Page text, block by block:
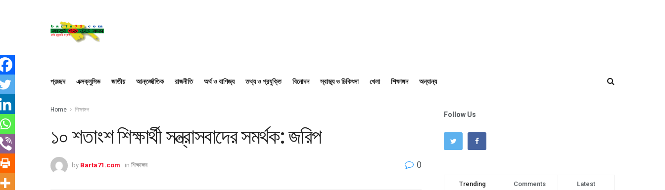
প্রচ্ছদ এক্সক্লুসিভ জাতীয় আন্তর্জাতিক রাজনীতি অর্থ ও বাণিজ্য তথ্য ও প্রযুক্তি বিনোদন স্বাস্থ্য ও চিকিৎসা খেলা শিক্ষাঙ্গন অন্যান্য
Home শিক্ষাঙ্গন
১০ শতাংশ শিক্ষার্থী সন্ত্রাসবাদের সমর্থক: জরিপ
by Barta71.com in শিক্ষাঙ্গন 0
Follow Us
Trending Comments Latest